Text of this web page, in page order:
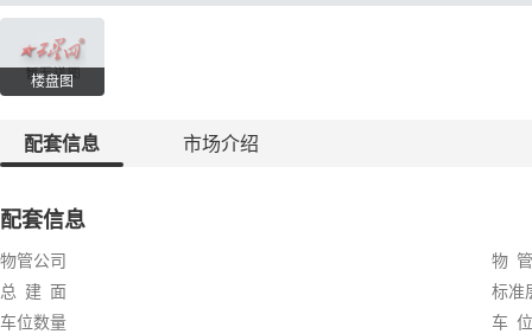
楼盘图
配套信息 市场介绍
配套信息
物管公司
物
总 建 面
标准
车位数量
车